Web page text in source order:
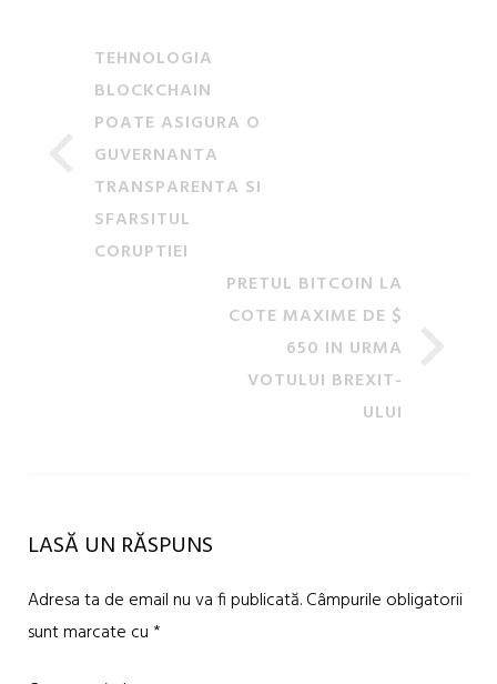
TEHNOLOGIA
BLOCKCHAIN
POATE ASIGURA O
GUVERNANTA
TRANSPARENTA SI
SFARSITUL
CORUPTIEI
PRETUL BITCOIN LA
COTE MAXIME DE $
650 IN URMA
VOTULUI BREXIT-
ULUI
LASĂ UN RĂSPUNS
Adresa ta de email nu va fi publicată.Câmpurile obligatorii
sunt marcate cu*